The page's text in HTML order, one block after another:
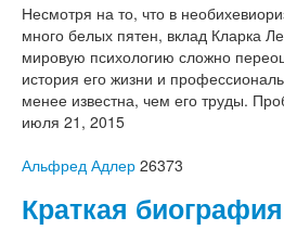
Несмотря на то, что в
много белых пятен, вклад Кларка
мировую психологию сложно
история его жизни и
менее известна, чем его труды.
июля 21, 2015
Альфред Адлер 26373
Краткая